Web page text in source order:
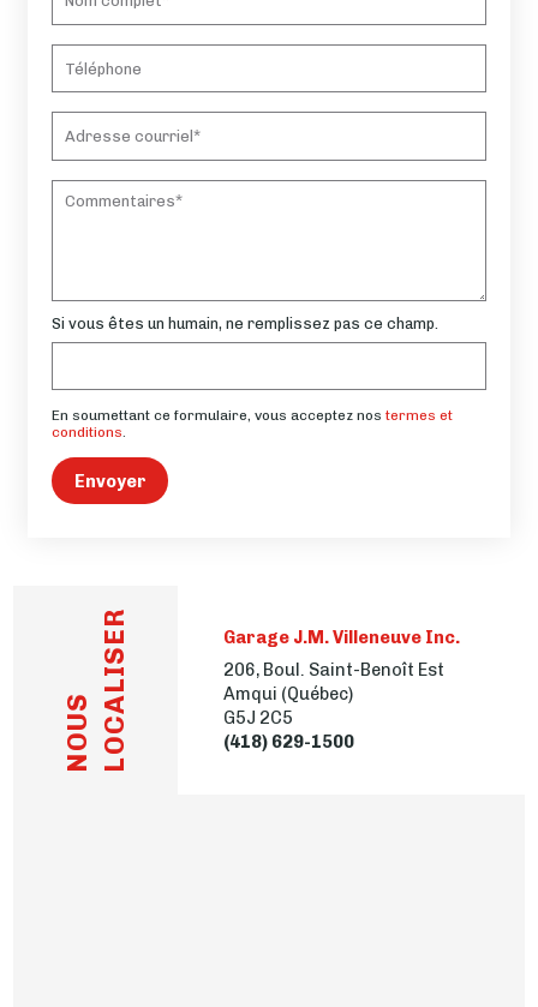
Si vous êtes un humain, ne remplissez pas ce champ.
En soumettant ce formulaire, vous acceptez nostermes et
conditions.
Envoyer
NOUS LOCALISER
Garage J.M. Villeneuve Inc.
206, Boul. Saint-Benoît Est
Amqui (Québec)
G5J 2C5
(418) 629-1500